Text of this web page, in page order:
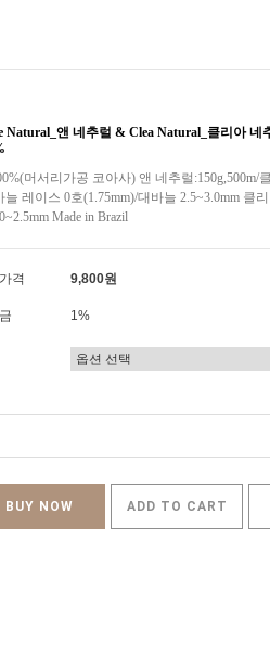
Natural_앤 네추럴 & Clea Natural_클리아 네
머서리가공 코아사) 앤 네추럴:150g,500m/
늘 레이스 0호(1.75mm)/대바늘 2.5~3.0mm 클
Made in Brazil
격 9,800원
1%
BUY NOW ADD TO CART